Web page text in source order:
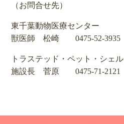
（お問合せ先）
東千葉動物医療センター
獣医師 松崎 0475-52-3935
トラステッド・ペット・シェ
施設長 菅原 0475-71-2121